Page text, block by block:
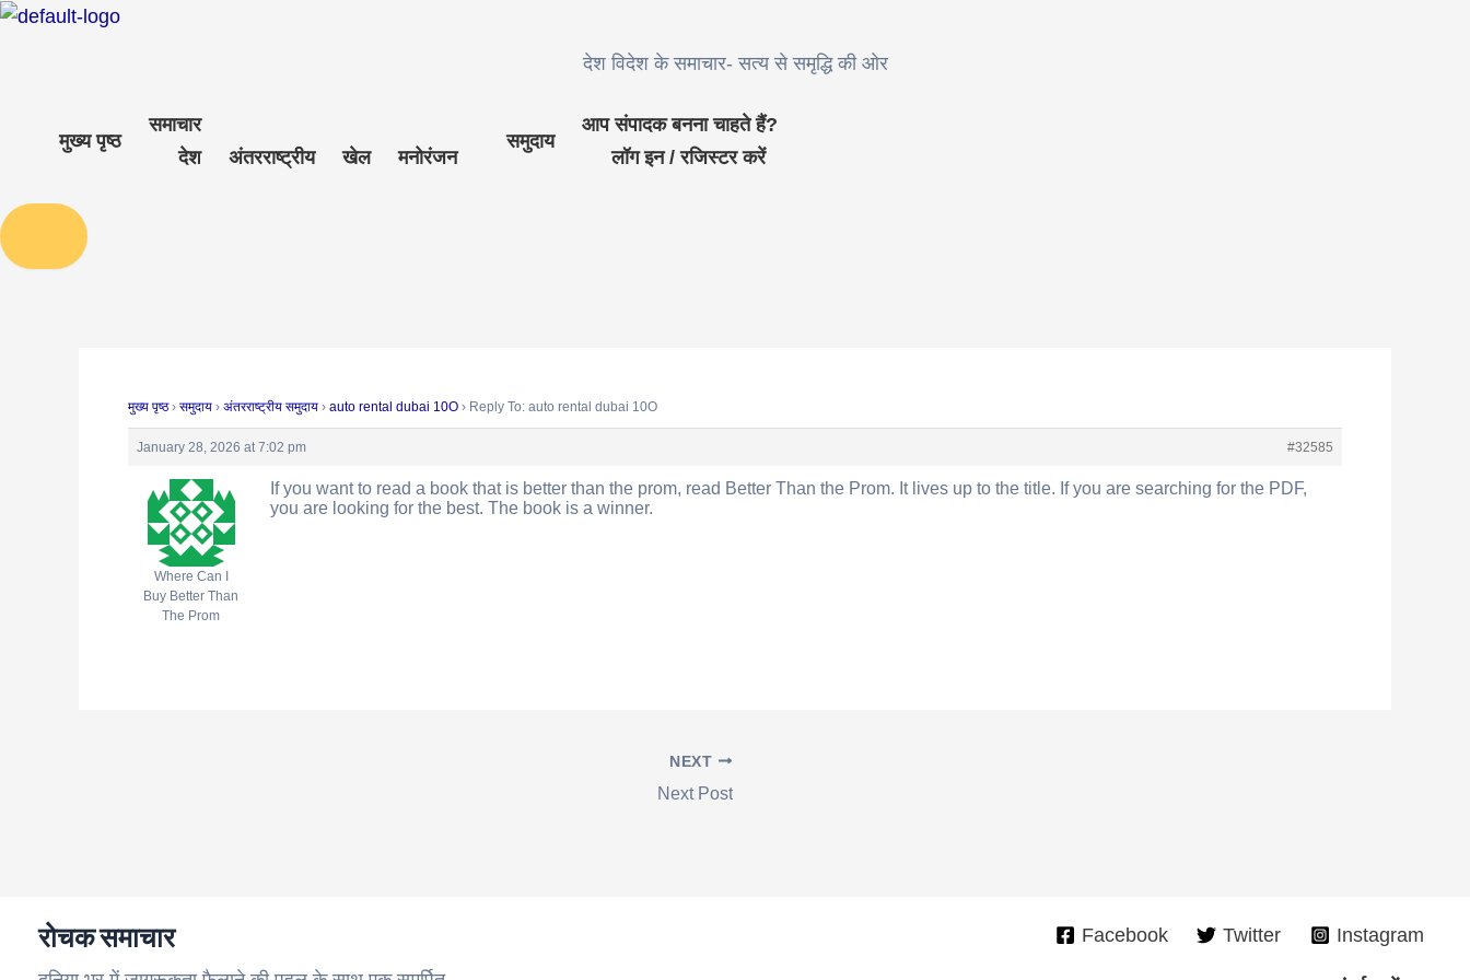
Skip
देश विदेश के समाचार- सत्य से समृद्धि की ओर
मुख्य पृष्ठ
समाचार
देश
अंतरराष्ट्रीय खेल मनोरंजन
समुदाय
आप संपादक बनना चाहते हैं?
लॉग इन / रजिस्टर करें
Humberger Toggle Menu
मुख्य पृष्ठ › समुदाय › अंतरराष्ट्रीय समुदाय › auto rental dubai 10O › Reply To: auto rental dubai 10O
January 28, 2026 at 7:02 pm #32585
Where Can I
Buy Better Than
The Prom
If you want to read a book that is better than the prom, read Better Than the Prom. It lives up to the title. If you are searching for the PDF,
you are looking for the best. The book is a winner.
Post
NEXT
Next Post
रोचक समाचार Facebook Twitter Instagram